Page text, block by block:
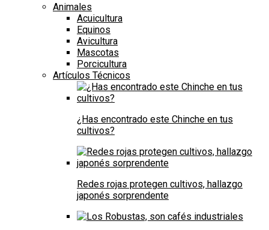
Animales
Acuicultura
Equinos
Avicultura
Mascotas
Porcicultura
Artículos Técnicos
¿Has encontrado este Chinche en tus
cultivos?
Redes rojas protegen cultivos, hallazgo
japonés sorprendente